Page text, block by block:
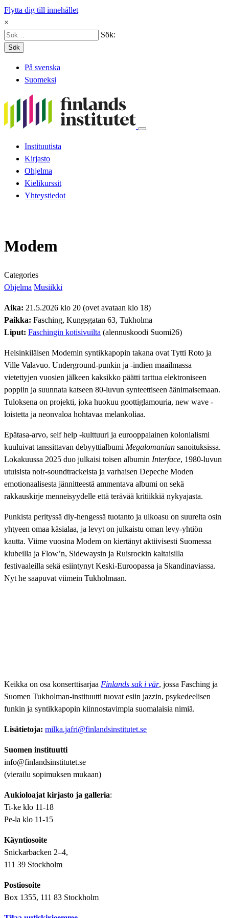
Flytta dig till innehållet
×
Sök:
Sök
På svenska
Suomeksi
Instituutista
Kirjasto
Ohjelma
Kielikurssit
Yhteystiedot
Modem
Categories
Ohjelma Musiikki
Aika: 21.5.2026 klo 20 (ovet avataan klo 18)
Paikka: Fasching, Kungsgatan 63, Tukholma
Liput: Faschingin kotisivuilta (alennuskoodi Suomi26)
Helsinkiläisen Modemin syntikkapopin takana ovat Tytti Roto ja
Ville Valavuo. Underground-punkin ja -indien maailmassa
vietettyjen vuosien jälkeen kaksikko päätti tarttua elektroniseen
poppiin ja suunnata katseen 80-luvun synteettiseen äänimaisemaan.
Tuloksena on projekti, joka huokuu goottiglamouria, new wave -
loistetta ja neonvaloa hohtavaa melankoliaa.
Epätasa-arvo, self help -kulttuuri ja eurooppalainen kolonialismi
kuuluivat tanssittavan debyyttialbumi Megalomanian sanoituksissa.
Lokakuussa 2025 duo julkaisi toisen albumin Interface, 1980-luvun
utuisista noir-soundtrackeista ja varhaisen Depeche Moden
emotionaalisesta jännitteestä ammentava albumi on sekä
rakkauskirje menneisyydelle että terävää kritiikkiä nykyajasta.
Punkista perityssä diy-hengessä tuotanto ja ulkoasu on suurelta osin
yhtyeen omaa käsialaa, ja levyt on julkaistu oman levy-yhtiön
kautta. Viime vuosina Modem on kiertänyt aktiivisesti Suomessa
klubeilla ja Flow’n, Sidewaysin ja Ruisrockin kaltaisilla
festivaaleilla sekä esiintynyt Keski-Euroopassa ja Skandinaviassa.
Nyt he saapuvat viimein Tukholmaan.
Keikka on osa konserttisarjaa Finlands sak i vår, jossa Fasching ja
Suomen Tukholman-instituutti tuovat esiin jazzin, psykedeelisen
funkin ja syntikkapopin kiinnostavimpia suomalaisia nimiä.
Lisätietoja: milka.jafri@finlandsinstitutet.se
Suomen instituutti
info@finlandsinstitutet.se
(vierailu sopimuksen mukaan)
Aukioloajat kirjasto ja galleria:
Ti-ke klo 11-18
Pe-la klo 11-15
Käyntiosoite
Snickarbacken 2–4,
111 39 Stockholm
Postiosoite
Box 1355, 111 83 Stockholm